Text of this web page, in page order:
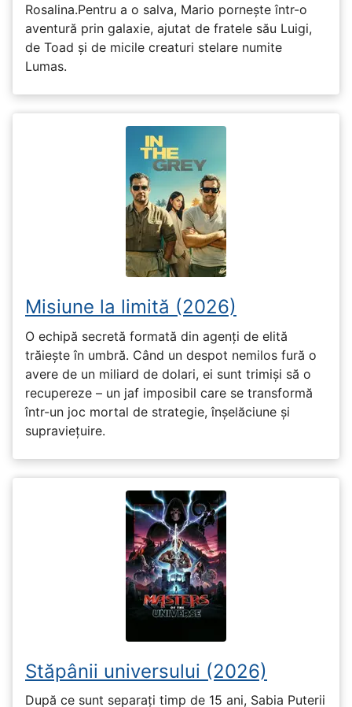
Rosalina.Pentru a o salva, Mario pornește într-o
aventură prin galaxie, ajutat de fratele său Luigi,
de Toad și de micile creaturi stelare numite
Lumas.
Misiune la limită (2026)
O echipă secretă formată din agenți de elită
trăiește în umbră. Când un despot nemilos fură o
avere de un miliard de dolari, ei sunt trimiși să o
recupereze – un jaf imposibil care se transformă
într-un joc mortal de strategie, înșelăciune și
supraviețuire.
Stăpânii universului (2026)
După ce sunt separați timp de 15 ani, Sabia Puterii